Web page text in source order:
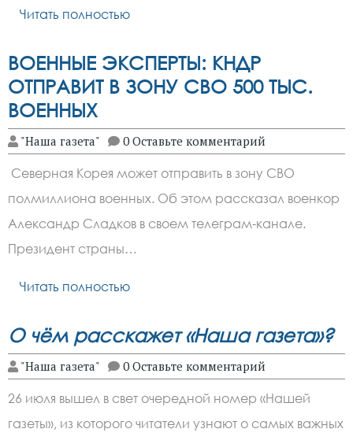
Читать полностью
ВОЕННЫЕ ЭКСПЕРТЫ: КНДР
ОТПРАВИТ В ЗОНУ СВО 500 ТЫС.
ВОЕННЫХ
"Наша газета" 0 Оставьте комментарий
Северная Корея может отправить в зону СВО
полмиллиона военных. Об этом рассказал военкор
Александр Сладков в своем телеграм-канале.
Президент страны…
Читать полностью
О чём расскажет «Наша газета»?
"Наша газета" 0 Оставьте комментарий
26 июля вышел в свет очередной номер «Нашей
газеты», из которого читатели узнают о самых важных